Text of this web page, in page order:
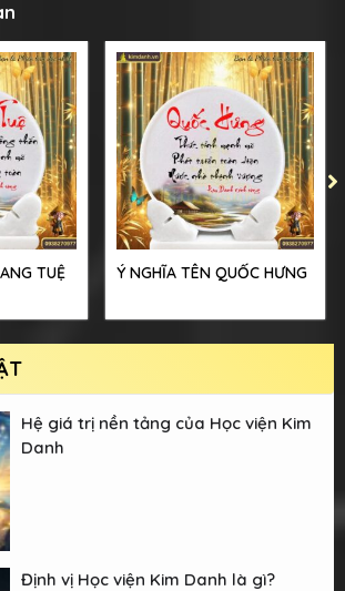
TUỆ Ý NGHĨA TÊN QUỐC HƯNG
Hệ giá trị nền tảng của Học viện Kim
Danh
Định vị Học viện Kim Danh là gì?